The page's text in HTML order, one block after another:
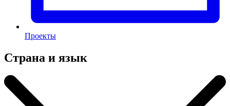
Проекты
Страна и язык